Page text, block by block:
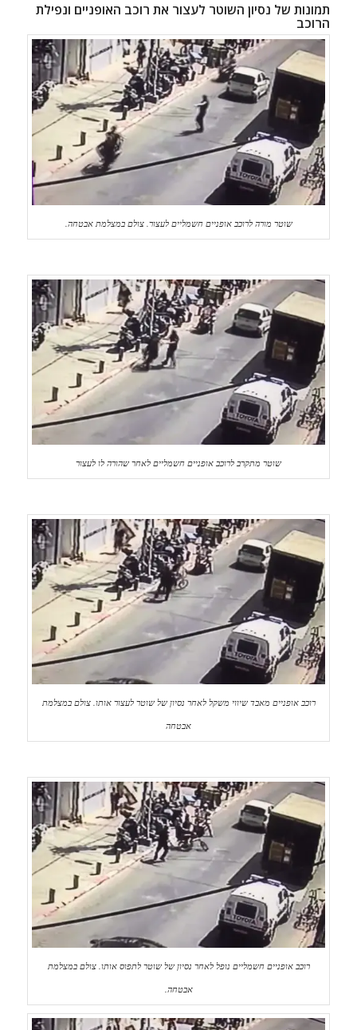
תמונות של נסיון השוטר לעצור את רוכב האופניים ונפילת
הרוכב
שוטר מורה לרוכב אופניים חשמליים לעצור. צולם במצלמת אבטחה.
שוטר מתקרב לרוכב אופניים חשמליים לאחר שהורה לו לעצור
רוכב אופניים מאבד שיווי משקל לאחר נסיון של שוטר לעצור אותו. צולם במצלמת
אבטחה
רוכב אופניים חשמליים נופל לאחר נסיון של שוטר לתפוס אותו. צולם במצלמת
אבטחה.